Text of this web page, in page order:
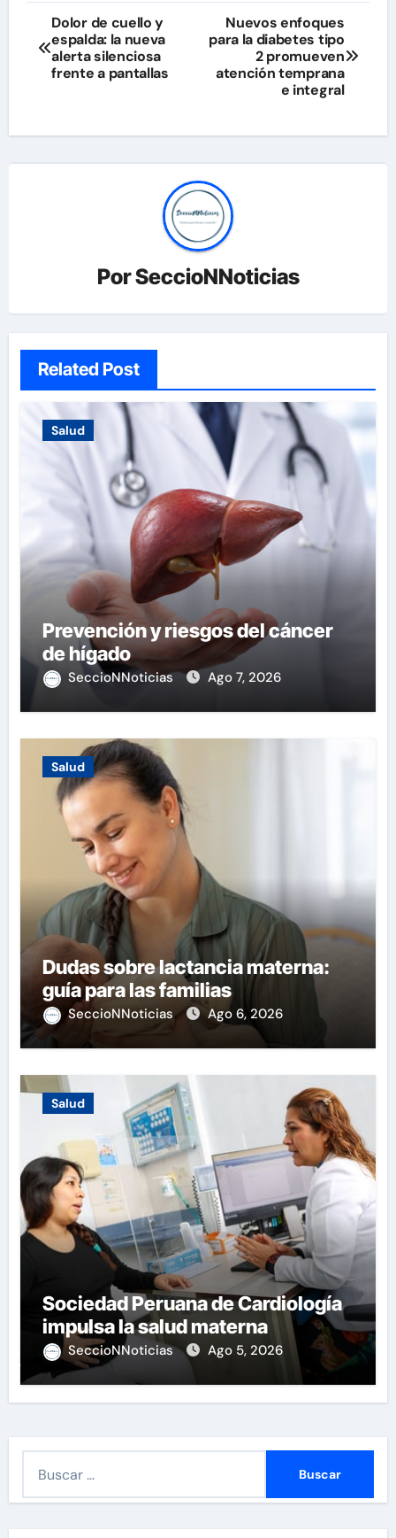
Navegación
de
entradas
Dolor de cuello y
espalda: la nueva
alerta silenciosa
frente a pantallas
Nuevos enfoques
para la diabetes tipo
2 promueven
atención temprana
e integral
PorSeccioNNoticias
Related Post
Salud
Prevención y riesgos del cáncer
de hígado
SeccioNNoticias Ago 7, 2026
Salud
Dudas sobre lactancia materna:
guía para las familias
SeccioNNoticias Ago 6, 2026
Salud
Sociedad Peruana de Cardiología
impulsa la salud materna
SeccioNNoticias Ago 5, 2026